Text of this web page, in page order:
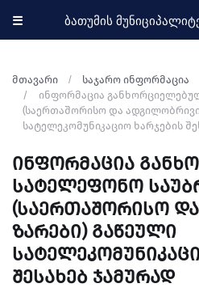
☰ ბათუმის
მთავარი
საჯარო ინფორმაცია
ინფორმაცია
(საერთაშორისო და
სატელეკომუნიკაციო ხარჯების
ინფორმაცია
სატელეფონო
(საერთაშორისო
ზარები) გაწეული
შესახებ ჯამურად